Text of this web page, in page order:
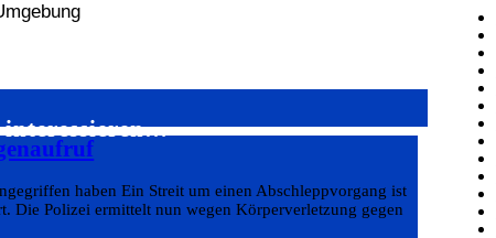
interessieren…
haben Ein Streit um einen Abschleppvorgang ist
Die Polizei ermittelt nun wegen Körperverletzung gegen